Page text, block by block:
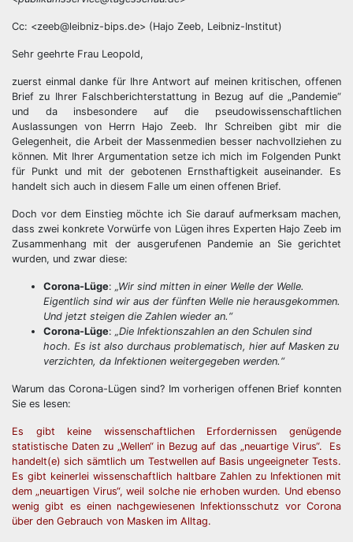
Cc: <zeeb@leibniz-bips.de> (Hajo Zeeb, Leibniz-Institut)
Sehr geehrte Frau Leopold,
zuerst einmal danke für Ihre Antwort auf meinen kritischen, offenen
Brief zu Ihrer Falschberichterstattung in Bezug auf die „Pandemie“
und da insbesondere auf die pseudowissenschaftlichen
Auslassungen von Herrn Hajo Zeeb. Ihr Schreiben gibt mir die
Gelegenheit, die Arbeit der Massenmedien besser nachvollziehen zu
können. Mit Ihrer Argumentation setze ich mich im Folgenden Punkt
für Punkt und mit der gebotenen Ernsthaftigkeit auseinander. Es
handelt sich auch in diesem Falle um einen offenen Brief.
Doch vor dem Einstieg möchte ich Sie darauf aufmerksam machen,
dass zwei konkrete Vorwürfe von Lügen ihres Experten Hajo Zeeb im
Zusammenhang mit der ausgerufenen Pandemie an Sie gerichtet
wurden, und zwar diese:
Corona-Lüge: „Wir sind mitten in einer Welle der Welle.
Eigentlich sind wir aus der fünften Welle nie herausgekommen.
Und jetzt steigen die Zahlen wieder an.“
Corona-Lüge: „Die Infektionszahlen an den Schulen sind
hoch. Es ist also durchaus problematisch, hier auf Masken zu
verzichten, da Infektionen weitergegeben werden.“
Warum das Corona-Lügen sind? Im vorherigen offenen Brief konnten
Sie es lesen:
Es gibt keine wissenschaftlichen Erfordernissen genügende
statistische Daten zu „Wellen“ in Bezug auf das „neuartige Virus“. Es
handelt(e) sich sämtlich um Testwellen auf Basis ungeeigneter Tests.
Es gibt keinerlei wissenschaftlich haltbare Zahlen zu Infektionen mit
dem „neuartigen Virus“, weil solche nie erhoben wurden. Und ebenso
wenig gibt es einen nachgewiesenen Infektionsschutz vor Corona
über den Gebrauch von Masken im Alltag.